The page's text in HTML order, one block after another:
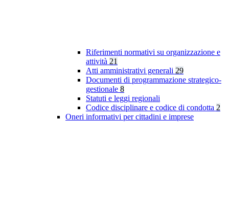
Riferimenti normativi su organizzazione e
attività 21
Atti amministrativi generali 29
Documenti di programmazione strategico-
gestionale 8
Statuti e leggi regionali
Codice disciplinare e codice di condotta 2
Oneri informativi per cittadini e imprese